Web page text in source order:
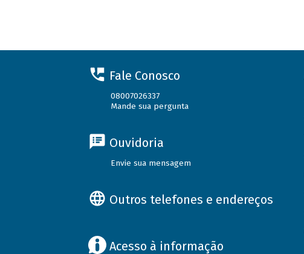
Fale Conosco
08007026337
Mande sua pergunta
Ouvidoria
Envie sua mensagem
Outros telefones e endereços
Acesso à informação